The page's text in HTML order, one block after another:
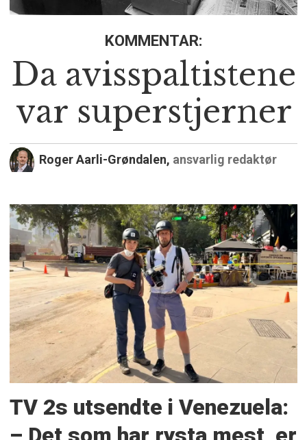
KOMMENTAR:
Da avisspaltistene
var superstjerner
Roger Aarli-Grøndalen, ansvarlig redaktør
TV 2s utsendte i Venezuela: